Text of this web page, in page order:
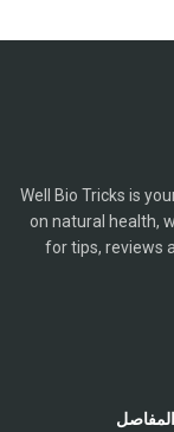
Well Bio Tricks is
on natural health,
for tips, reviews